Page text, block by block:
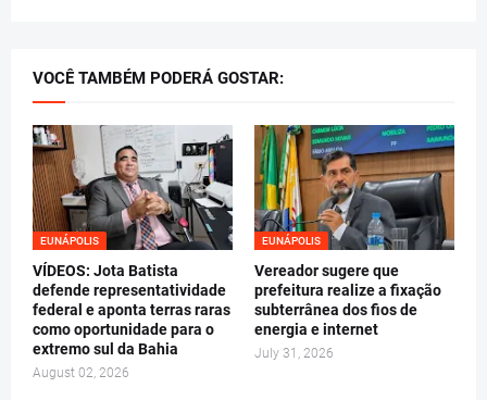
VOCÊ TAMBÉM PODERÁ GOSTAR:
EUNÁPOLIS
VÍDEOS: Jota Batista
defende representatividade
federal e aponta terras raras
como oportunidade para o
extremo sul da Bahia
August 02, 2026
EUNÁPOLIS
Vereador sugere que
prefeitura realize a fixação
subterrânea dos fios de
energia e internet
July 31, 2026